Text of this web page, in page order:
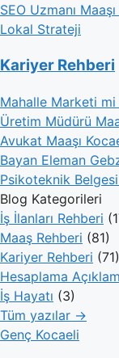
SEO Uzmanı
Lokal Strateji
Kariyer Rehberi
Mahalle Marketi
Üretim Müdürü
Avukat Maaşı
Bayan Eleman
Psikoteknik Belgesi
Blog Kategorileri
İş İlanları Rehberi
Maaş Rehberi (81)
Kariyer Rehberi (71)
Hesaplama
İş Hayatı (3)
Tüm yazılar →
Genç Kocaeli